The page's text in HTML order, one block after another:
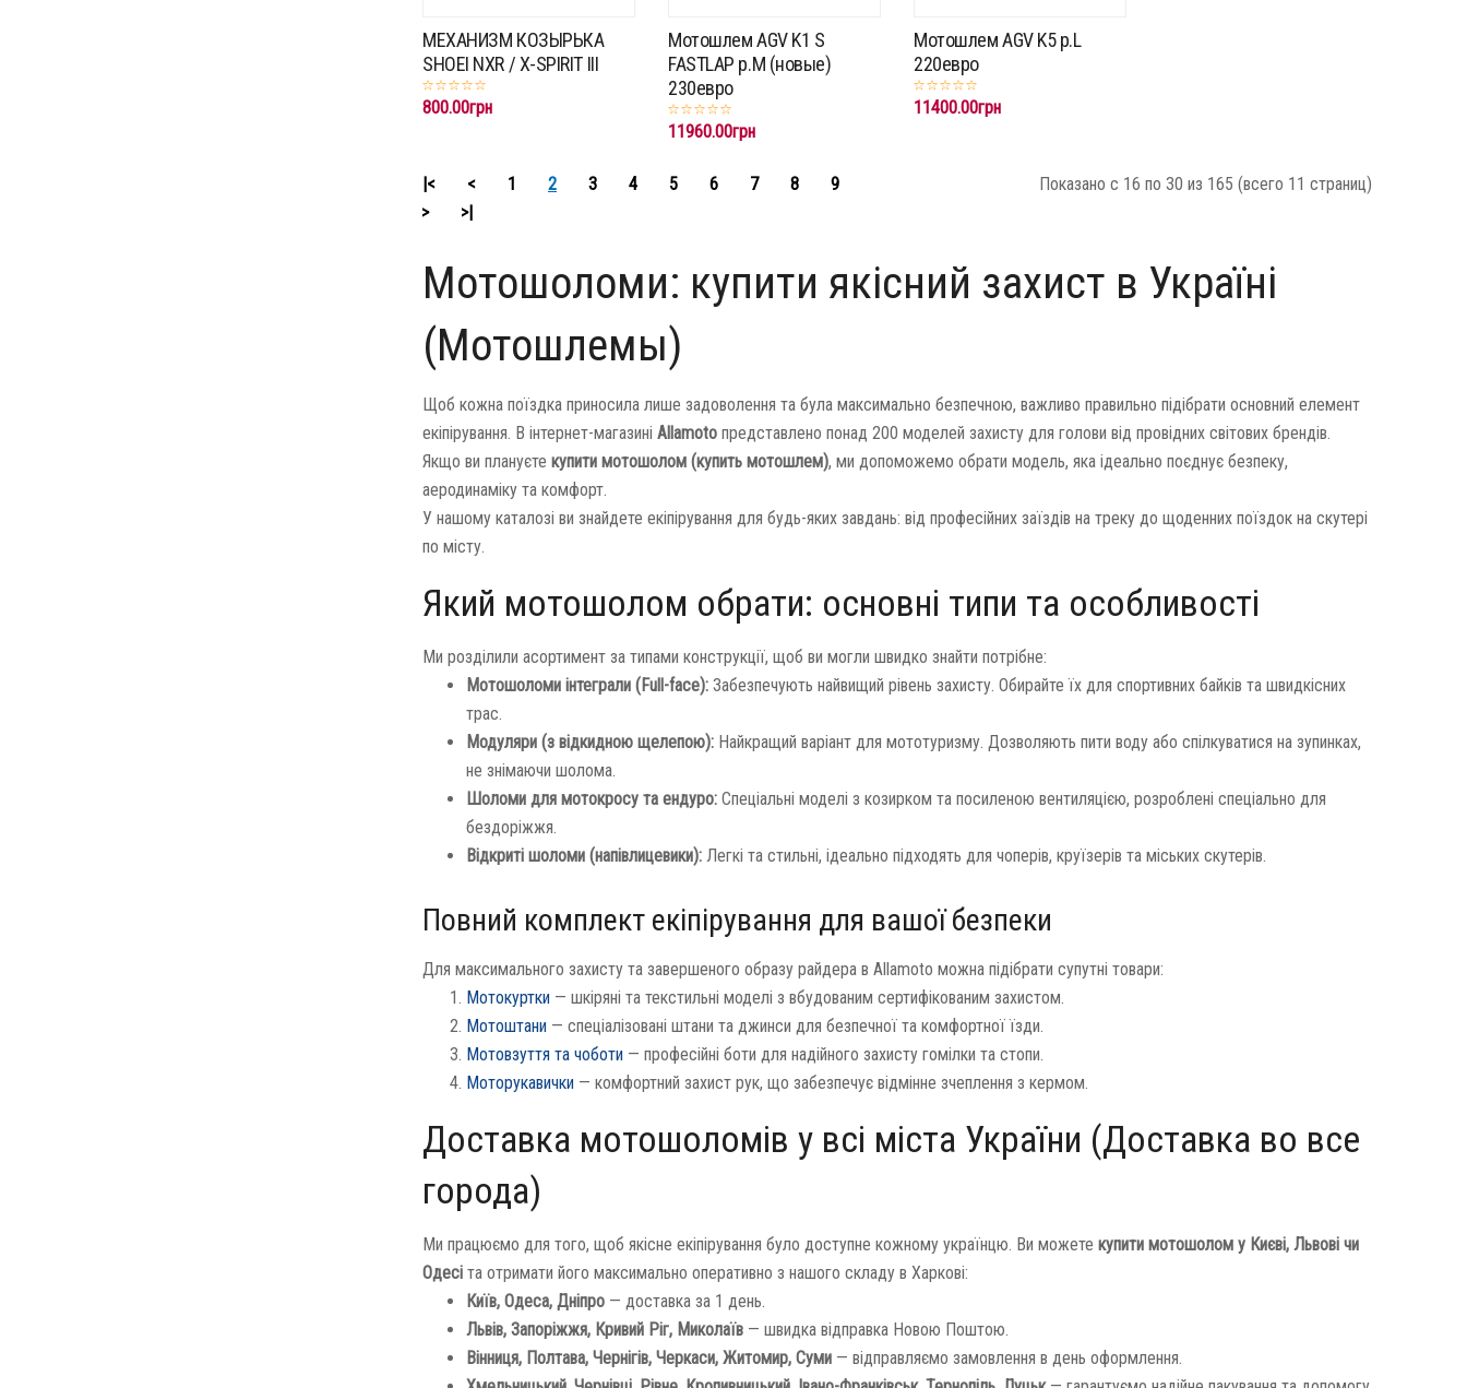
МЕХАНИЗМ КОЗЫРЬКА
SHOEI NXR / X-SPIRIT III
800.00грн
Мотошлем AGV K1 S
FASTLAP p.M (новые)
230евро
11960.00грн
Мотошлем AGV K5 p.L
220евро
11400.00грн
|< < 1 2 3 4 5 6 7 8
9
>
>|
Показано с 16 по 30 из 165 (всего 11 страниц)
Мотошоломи: купити якісний захист в Україні
(Мотошлемы)
Щоб кожна поїздка приносила лише задоволення та була максимально безпечною, важливо правильно підібрати основний елемент
екіпірування. В інтернет-магазині Allamoto представлено понад 200 моделей захисту для голови від провідних світових брендів.
Якщо ви плануєте купити мотошолом (купить мотошлем), ми допоможемо обрати модель, яка ідеально поєднує безпеку,
аеродинаміку та комфорт.
У нашому каталозі ви знайдете екіпірування для будь-яких завдань: від професійних заїздів на треку до щоденних поїздок на скутері
по місту.
Який мотошолом обрати: основні типи та особливості
Ми розділили асортимент за типами конструкції, щоб ви могли швидко знайти потрібне:
Мотошоломи інтеграли (Full-face): Забезпечують найвищий рівень захисту. Обирайте їх для спортивних байків та швидкісних
трас.
Модуляри (з відкидною щелепою): Найкращий варіант для мототуризму. Дозволяють пити воду або спілкуватися на зупинках,
не знімаючи шолома.
Шоломи для мотокросу та ендуро: Спеціальні моделі з козирком та посиленою вентиляцією, розроблені спеціально для
бездоріжжя.
Відкриті шоломи (напівлицевики): Легкі та стильні, ідеально підходять для чоперів, круїзерів та міських скутерів.
Повний комплект екіпірування для вашої безпеки
Для максимального захисту та завершеного образу райдера в Allamoto можна підібрати супутні товари:
Мотокуртки — шкіряні та текстильні моделі з вбудованим сертифікованим захистом.
Мотоштани — спеціалізовані штани та джинси для безпечної та комфортної їзди.
Мотовзуття та чоботи — професійні боти для надійного захисту гомілки та стопи.
Моторукавички — комфортний захист рук, що забезпечує відмінне зчеплення з кермом.
Доставка мотошоломів у всі міста України (Доставка во все
города)
Ми працюємо для того, щоб якісне екіпірування було доступне кожному українцю. Ви можете купити мотошолом у Києві, Львові чи
Одесі та отримати його максимально оперативно з нашого складу в Харкові:
Київ, Одеса, Дніпро — доставка за 1 день.
Львів, Запоріжжя, Кривий Ріг, Миколаїв — швидка відправка Новою Поштою.
Вінниця, Полтава, Чернігів, Черкаси, Житомир, Суми — відправляємо замовлення в день оформлення.